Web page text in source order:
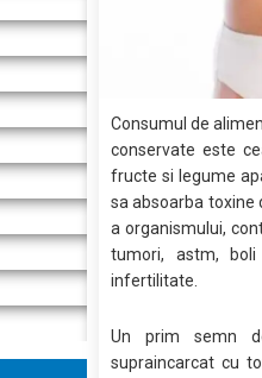
Consumul de
conservate este
fructe si legume
sa absoarba toxine
a organismului,
tumori, astm, boli
infertilitate.
Un prim semn
supraincarcat cu